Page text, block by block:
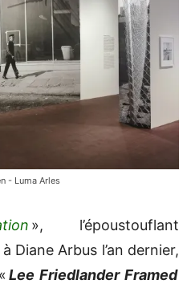
- Luma Arles
», l’époustouflant
Diane Arbus l’an dernier,
Lee Friedlander Framed